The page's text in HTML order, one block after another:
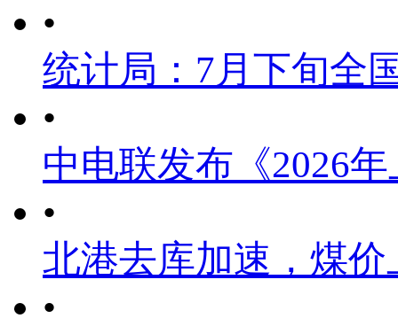
•
统计局：7月下旬全
•
中电联发布《2026
•
北港去库加速，煤
•